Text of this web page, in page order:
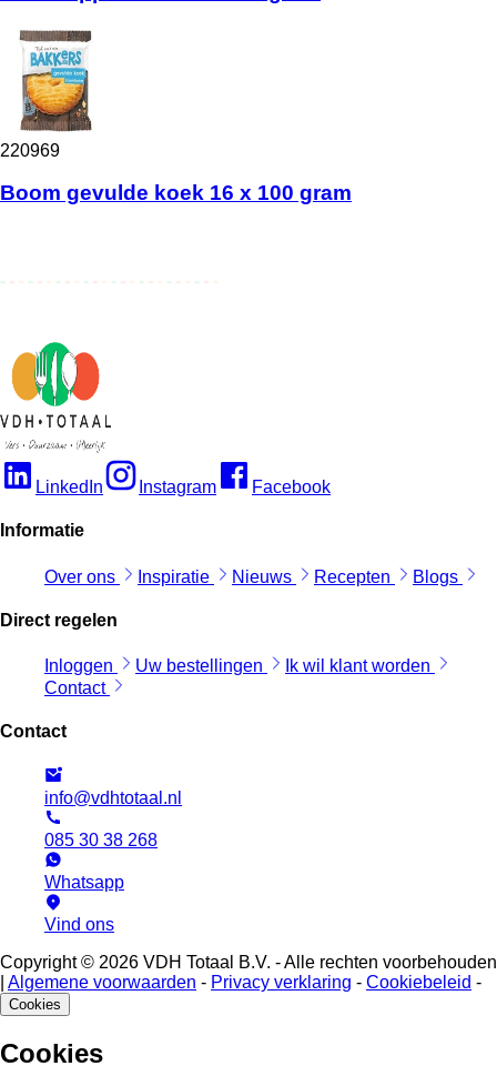
220969
Boom gevulde koek 16 x 100 gram
LinkedIn Instagram Facebook
Informatie
Over ons Inspiratie Nieuws Recepten Blogs
Direct regelen
Inloggen Uw bestellingen
Ik wil klant worden
Contact
Contact
info@vdhtotaal.nl
085 30 38 268
Whatsapp
Vind ons
Copyright © 2026 VDH Totaal B.V. - Alle rechten voorbehouden
Algemene voorwaarden - Privacy verklaring - Cookiebeleid -
Cookies
Cookies